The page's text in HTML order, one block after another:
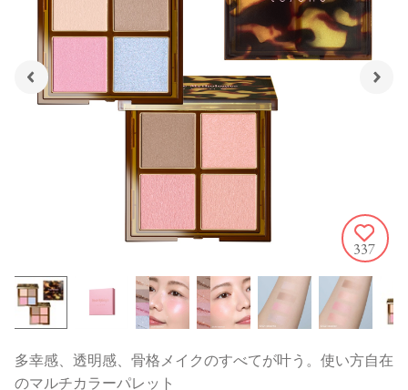
337
多幸感、透明感、骨格メイクのすべてが叶う。使い方自在
のマルチカラーパレット